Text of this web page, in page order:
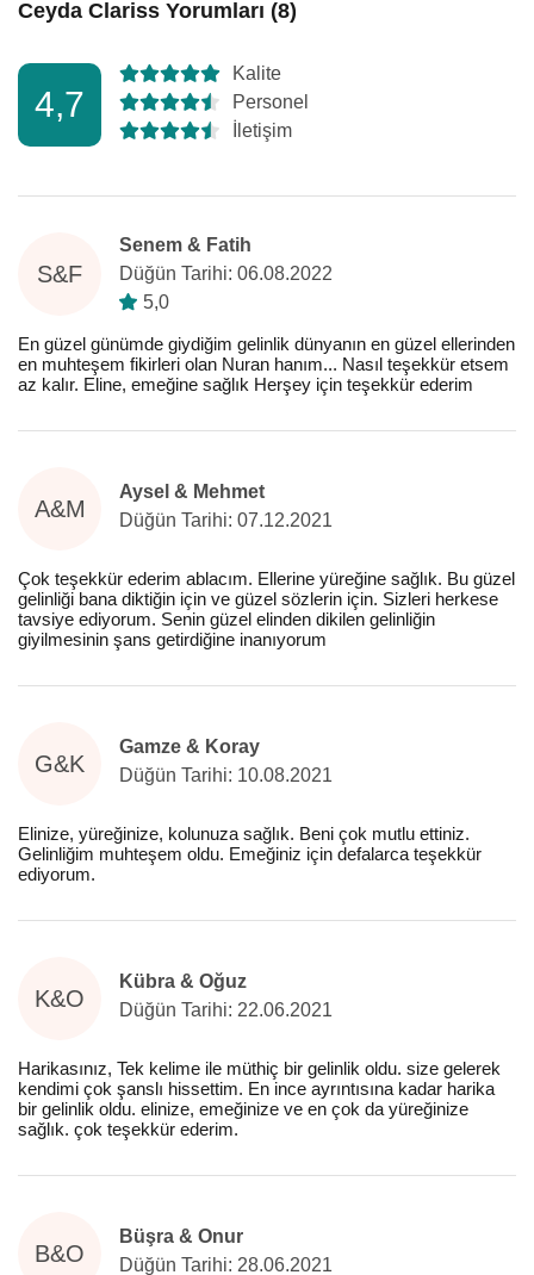
Ceyda Clariss Yorumları (8)
4,7
Kalite
Personel
İletişim
S&F
Senem & Fatih
Düğün Tarihi: 06.08.2022
5,0
En güzel günümde giydiğim gelinlik dünyanın en güzel ellerinden
en muhteşem fikirleri olan Nuran hanım... Nasıl teşekkür etsem
az kalır. Eline, emeğine sağlık Herşey için teşekkür ederim
A&M
Aysel & Mehmet
Düğün Tarihi: 07.12.2021
Çok teşekkür ederim ablacım. Ellerine yüreğine sağlık. Bu güzel
gelinliği bana diktiğin için ve güzel sözlerin için. Sizleri herkese
tavsiye ediyorum. Senin güzel elinden dikilen gelinliğin
giyilmesinin şans getirdiğine inanıyorum
G&K
Gamze & Koray
Düğün Tarihi: 10.08.2021
Elinize, yüreğinize, kolunuza sağlık. Beni çok mutlu ettiniz.
Gelinliğim muhteşem oldu. Emeğiniz için defalarca teşekkür
ediyorum.
K&O
Kübra & Oğuz
Düğün Tarihi: 22.06.2021
Harikasınız, Tek kelime ile müthiç bir gelinlik oldu. size gelerek
kendimi çok şanslı hissettim. En ince ayrıntısına kadar harika
bir gelinlik oldu. elinize, emeğinize ve en çok da yüreğinize
sağlık. çok teşekkür ederim.
B&O
Büşra & Onur
Düğün Tarihi: 28.06.2021